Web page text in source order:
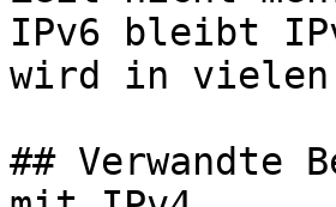
IPv6 bleibt
wird in vielen
## Verwandte